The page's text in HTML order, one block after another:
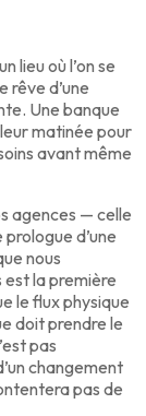
lieu où l’on se
rêve d’une
Une banque
matinée pour
avant même
agences — celle
d’une
nous
est la première
le flux physique
doit prendre le
pas
changement
pas de